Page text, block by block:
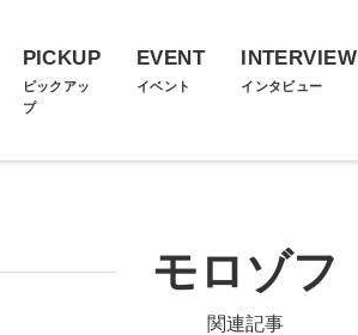
PICKUP
ピックアッ
プ
EVENT
イベント
INTERVIEW
インタビュー
モロゾフ
関連記事